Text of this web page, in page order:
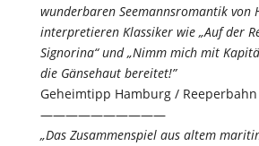
wunderbaren Seemannsromantik von
interpretieren Klassiker wie „Auf der
Signorina“ und „Nimm mich mit
die Gänsehaut bereitet!”
Geheimtipp Hamburg / Reeperbahn
——————————
„Das Zusammenspiel aus altem